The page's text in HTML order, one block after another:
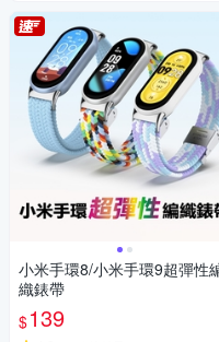
小米手環8/小米手環9超彈性
織錶帶
$139